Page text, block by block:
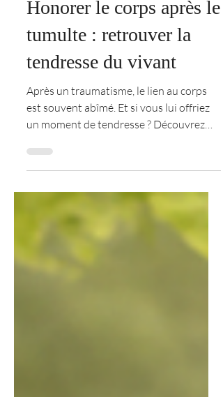
Honorer le corps après le
tumulte : retrouver la
tendresse du vivant
Après un traumatisme, le lien au corps
un moment de tendresse ? Découvrez
une méditation douce, comme une
douceur.